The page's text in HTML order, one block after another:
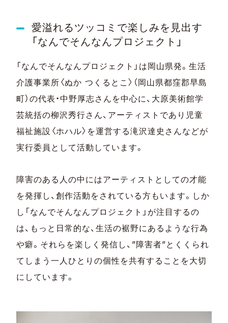
愛溢れるツッコミで楽しみを見出す
「なんでそんなんプロジェクト」
「なんでそんなんプロジェクト」は岡山県発。生活
介護事業所〈ぬか つくるとこ〉（岡山県都窪郡早島
町）の代表・中野厚志さんを中心に、大原美術館学
芸統括の柳沢秀行さん、アーティストであり児童
福祉施設〈ホハル〉を運営する滝沢達史さんなどが
実行委員として活動しています。
障害のある人の中にはアーティストとしての才能
を発揮し、創作活動をされている方もいます。しか
し「なんでそんなんプロジェクト」が注目するの
は、もっと日常的な、生活の裾野にあるような行為
や癖。それらを楽しく発信し、 ”障害者”とくくられ
てしまう一人ひとりの個性を共有することを大切
にしています。